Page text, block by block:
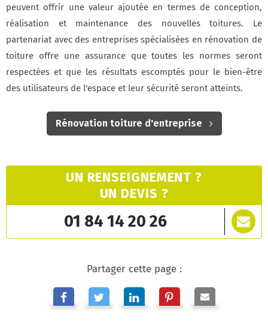
peuvent offrir une valeur ajoutée en termes de conception,
réalisation et maintenance des nouvelles toitures. Le
partenariat avec des entreprises spécialisées en rénovation de
toiture offre une assurance que toutes les normes seront
respectées et que les résultats escomptés pour le bien-être
des utilisateurs de l'espace et leur sécurité seront atteints.
Rénovation toiture d'entreprise
UN RENSEIGNEMENT ?
UN DEVIS ?
01 84 14 20 26
Partager cette page :